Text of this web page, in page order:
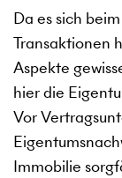
Da es sich
Transaktionen
Aspekte
hier die
Vor
Immobilie